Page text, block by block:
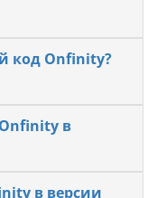
код Onfinity?
в
в версии